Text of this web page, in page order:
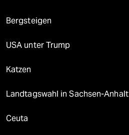
Bergsteigen
USA unter Trump
Katzen
Landtagswahl in Sachsen-Anhalt
Ceuta